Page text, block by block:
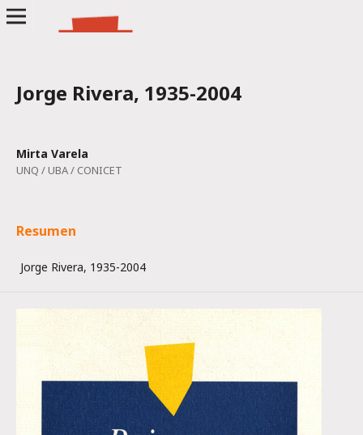
Jorge Rivera, 1935-2004
Mirta Varela
UNQ / UBA / CONICET
Resumen
Jorge Rivera, 1935-2004